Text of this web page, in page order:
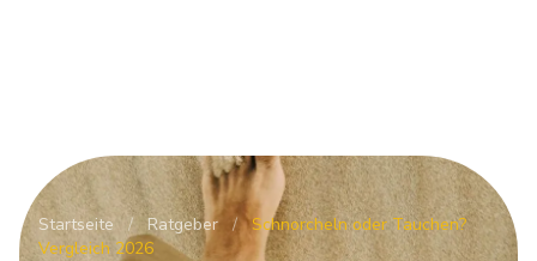
Startseite / Ratgeber /
Schnorcheln oder Tauchen?
Vergleich 2026